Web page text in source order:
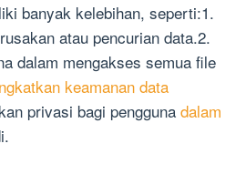
banyak kelebihan, seperti:1.
atau pencurian data.2.
dalam mengakses semua file
keamanan data
privasi bagi pengguna dalam